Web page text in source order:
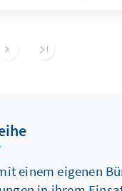
einem eigenen